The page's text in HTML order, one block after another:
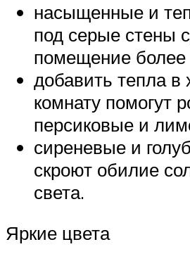
насыщенные и
под серые стены
помещение более
добавить тепла в
комнату помогут
персиковые и
сиреневые и
скроют обилие
света.
Яркие цвета